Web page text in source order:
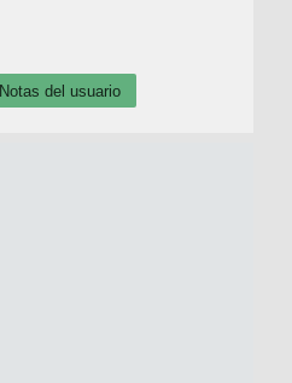
Notas del usuario